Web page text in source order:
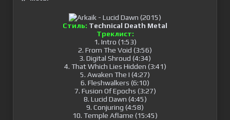
Стиль: Technical Death Metal
Треклист:
1. Intro (1:53)
2. From The Void (3:56)
3. Digital Shroud (4:34)
4. That Which Lies Hidden (3:41)
5. Awaken The I (4:27)
6. Fleshwalkers (6:10)
7. Fusion Of Epochs (3:27)
8. Lucid Dawn (4:45)
9. Conjuring (4:58)
10. Temple Aflame (15:45)